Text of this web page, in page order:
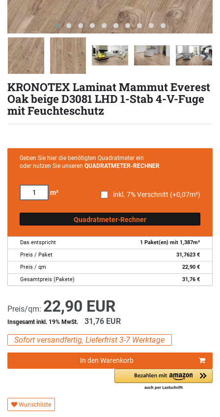
KRONOTEX Laminat Mammut Everest
Oak beige D3081 LHD 1-Stab 4-V-Fuge
mit Feuchteschutz
Geben Sie hier die benötigten Quadratmeter ein
oder nutzen Sie unseren QUADRATMETER-RECHNER
m² inkl. 7% Verschnitt (+0,07m²)
Quadratmeter-Rechner
Das entspricht 1 Paket(en) mit 1,387m²
Preis / Paket
31,7623 €
Preis / qm
22,90 €
Gesamtpreis (Pakete)
31,76 €
Preis/qm: 22,90 EUR
Insgesamt inkl. 19% MwSt. 31,76 EUR
Sofort versandfertig, Lieferfrist 3-7 Werktage
In den Warenkorb
Wunschliste